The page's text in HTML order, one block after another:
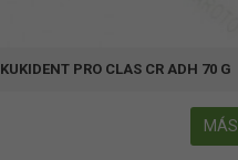
KUKIDENT PRO CLAS CR ADH 70 G
MÁS